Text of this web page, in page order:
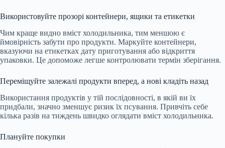
Використовуйте прозорі контейнери, ящики та етикетки
Чим краще видно вміст холодильника, тим меншою є
ймовірність забути про продукти. Маркуйте контейнери,
вказуючи на етикетках дату приготування або відкриття
упаковки. Це допоможе легше контролювати термін зберігання.
Переміщуйте залежалі продукти вперед, а нові кладіть назад
Використання продуктів у тій послідовності, в якій ви їх
придбали, значно зменшує ризик їх псування. Привчіть себе
кілька разів на тиждень швидко оглядати вміст холодильника.
Плануйте покупки